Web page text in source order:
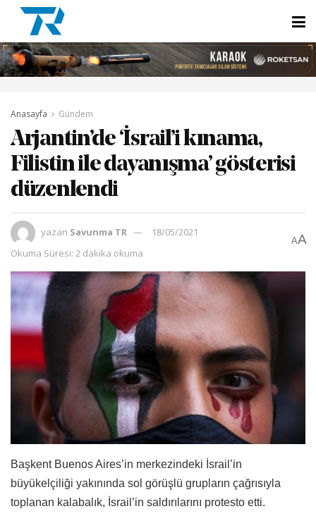
Anasayfa Gündem
Arjantin’de ‘İsrail’i kınama,
Filistin ile dayanışma’ gösterisi
düzenlendi
yazan Savunma TR
18/05/2021
Okuma Süresi: 2 dakika okuma
AA
Başkent Buenos Aires’in merkezindeki İsrail’in
büyükelçiliği yakınında sol görüşlü grupların çağrısıyla
toplanan kalabalık, İsrail’in saldırılarını protesto etti.